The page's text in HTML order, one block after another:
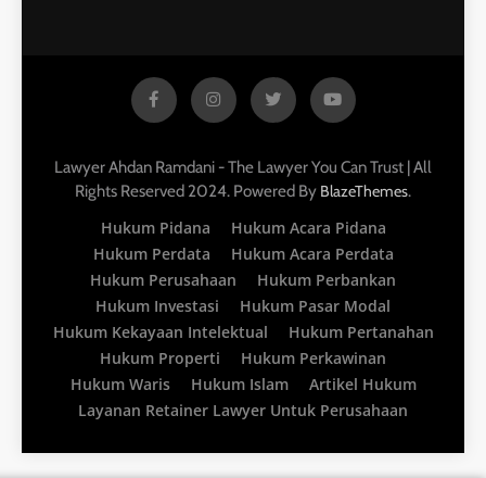
Lawyer Ahdan Ramdani - The Lawyer You Can Trust | All
Rights Reserved 2024. Powered By BlazeThemes.
Hukum Pidana
Hukum Acara Pidana
Hukum Perdata
Hukum Acara Perdata
Hukum Perusahaan
Hukum Perbankan
Hukum Investasi
Hukum Pasar Modal
Hukum Kekayaan Intelektual
Hukum Pertanahan
Hukum Properti
Hukum Perkawinan
Hukum Waris
Hukum Islam
Artikel Hukum
Layanan Retainer Lawyer Untuk Perusahaan